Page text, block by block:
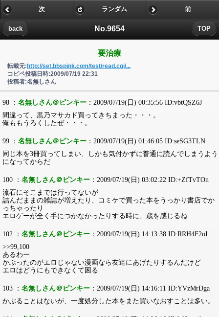
No.9654
back TOP
次 ランダム 前
要治療
転載元: http://set.bbspink.com/test/read.cgi/...
コピペ投稿日時:2009/07/19 22:31
投稿者:名無しさん
98 ： 名無しさん＠ピンキー ：2009/07/19(日) 00:35:56 ID:vbtQSZ6J
間違って、黒乃マサカド買ってきちまった・・・。
俺ももうろくしたぜ・・・。
99 ： 名無しさん＠ピンキー ：2009/07/19(日) 01:46:05 ID:seSG3TLN
同じ本を3冊買ってしまい、しかも気付かずに普通に読んでしまうよう
になってからだ
100 ： 名無しさん＠ピンキー ：2009/07/19(日) 03:02:22 ID:+ZfTvTOn
流石にそこまでは行ってないが
詰んだままの雑誌が増えたり、コミケで買った本をうっかり書店でか
っちゃったり
エロゲーが全く手につかなかったりする時に、歳を感じるね
102 ： 名無しさん＠ピンキー ：2009/07/19(日) 14:13:38 ID:RRH4F2oI
>>99,100
あるわー
かぶったのがエロじゃない漫画なら友達にあげたりするんだけど
エロはどうにもできなくて困る
103 ： 名無しさん＠ピンキー ：2009/07/19(日) 14:16:11 ID:YVzMrDga
かぶることはないが、一度処分した本をまた買いなおすことは多い。